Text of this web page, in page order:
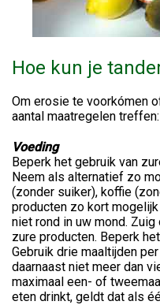
Hoe kun je
Om erosie te voorkómen
aantal maatregelen treffen:
Voeding
Beperk het gebruik van
Neem als alternatief zo
(zonder suiker), koffie
producten zo kort
niet rond in uw mond.
zure producten. Beperk
Gebruik drie maaltijden
daarnaast niet meer dan
maximaal een- of
eten drinkt, geldt dat als